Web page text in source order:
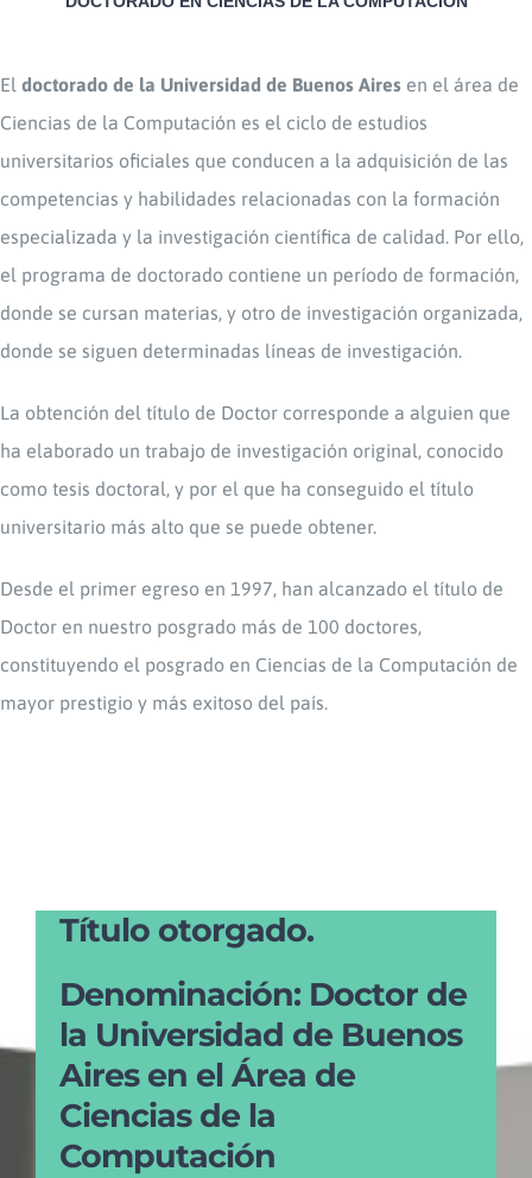
El doctorado de la Universidad de Buenos Aires en el área de
Ciencias de la Computación es el ciclo de estudios
universitarios oficiales que conducen a la adquisición de las
competencias y habilidades relacionadas con la formación
especializada y la investigación científica de calidad. Por ello,
el programa de doctorado contiene un período de formación,
donde se cursan materias, y otro de investigación organizada,
donde se siguen determinadas líneas de investigación.
La obtención del título de Doctor corresponde a alguien que
ha elaborado un trabajo de investigación original, conocido
como tesis doctoral, y por el que ha conseguido el título
universitario más alto que se puede obtener.
Desde el primer egreso en 1997, han alcanzado el título de
Doctor en nuestro posgrado más de 100 doctores,
constituyendo el posgrado en Ciencias de la Computación de
mayor prestigio y más exitoso del país.
Título otorgado.
Denominación: Doctor de
la Universidad de Buenos
Aires en el Área de
Ciencias de la
Computación